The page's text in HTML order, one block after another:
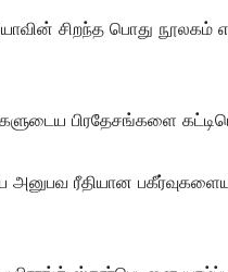
சிறந்த பொது நூலகம்
பிரதேசங்களை
ரீதியான